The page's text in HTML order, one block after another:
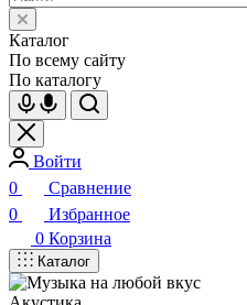
Каталог
По всему сайту
По каталогу
Войти
0
Сравнение
0
Избранное
0 Корзина
Каталог